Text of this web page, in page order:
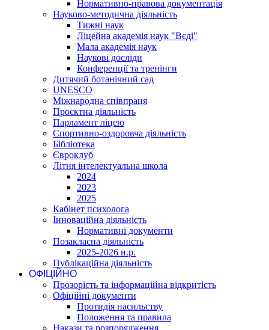
Нормативно-правова документація
Науково-методична діяльність
Тижні наук
Ліцейна академія наук "Вєді"
Мала академія наук
Наукові досліди
Конференції та тренінги
Дитячий ботанічний сад
UNESCO
Міжнародна співпраця
Проєктна діяльність
Парламент ліцею
Спортивно-оздоровча діяльність
Бібліотека
Євроклуб
Літня інтелектуальна школа
2024
2023
2025
Кабінет психолога
Інноваційна діяльність
Нормативні документи
Позакласна діяльність
2025-2026 н.р.
Публікаційна діяльність
ОФІЦІЙНО
Прозорість та інформаційна відкритість
Офіційні документи
Протидія насильству
Положення та правила
Накази та розпорядження